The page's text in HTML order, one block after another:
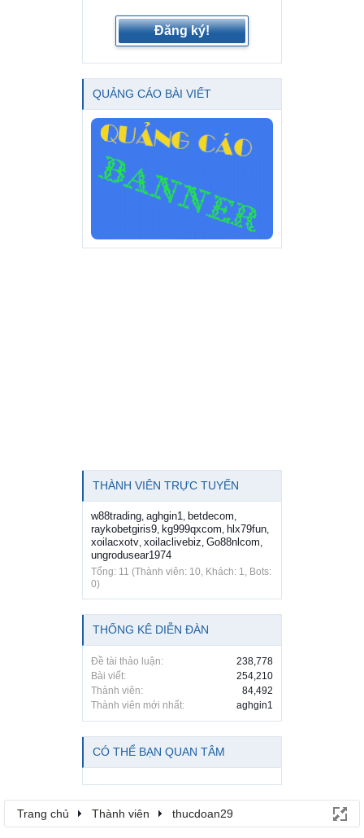
Đăng ký!
QUẢNG CÁO BÀI VIẾT
THÀNH VIÊN TRỰC TUYẾN
w88trading, aghgin1, betdecom,
raykobetgiris9, kg999qxcom, hlx79fun,
xoilacxotv, xoilaclivebiz, Go88nlcom,
ungrodusear1974
Tổng: 11 (Thành viên: 10, Khách: 1, Bots:
0)
THỐNG KÊ DIỄN ĐÀN
Đề tài thảo luận:
238,778
Bài viết:
254,210
Thành viên:
84,492
Thành viên mới nhất:
aghgin1
CÓ THỂ BẠN QUAN TÂM
Trang chủ Thành viên thucdoan29